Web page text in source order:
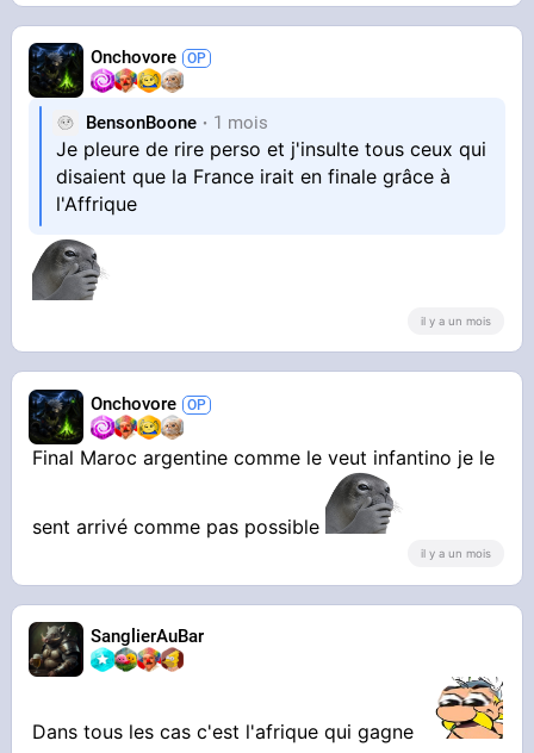
Onchovore
BensonBoone 1 mois
Je pleure de rire perso et j'insulte tous ceux qui
disaient que la France irait en finale grâce à
l'Affrique
il y a un mois
Onchovore
Final Maroc argentine comme le veut infantino je le
sent arrivé comme pas possible
il y a un mois
SanglierAuBar
Dans tous les cas c'est l'afrique qui gagne